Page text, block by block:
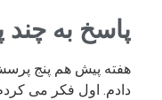
پاسخ به
هفته پیش هم پنج
دادم. اول فکر می